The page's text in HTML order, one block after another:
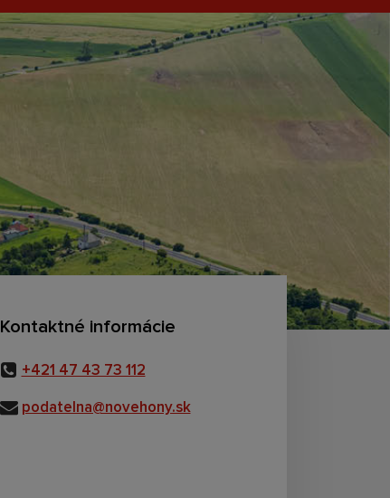
Kontaktné informácie
+421 47 43 73 112
podatelna@novehony.sk